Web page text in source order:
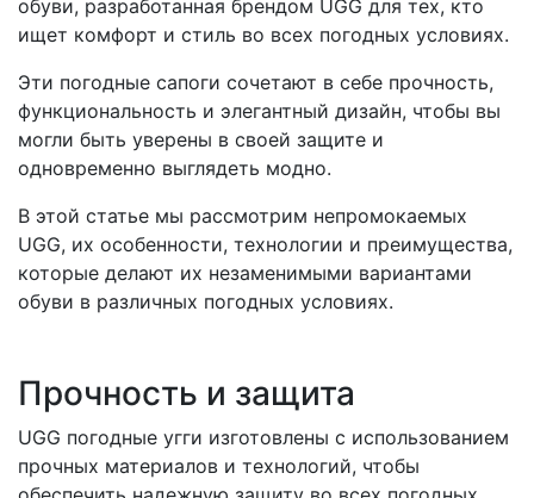
обуви, разработанная брендом UGG для тех, кто
ищет комфорт и стиль во всех погодных условиях.
Эти погодные сапоги сочетают в себе прочность,
функциональность и элегантный дизайн, чтобы вы
могли быть уверены в своей защите и
одновременно выглядеть модно.
В этой статье мы рассмотрим непромокаемых
UGG, их особенности, технологии и преимущества,
которые делают их незаменимыми вариантами
обуви в различных погодных условиях.
Прочность и защита
UGG погодные угги изготовлены с использованием
прочных материалов и технологий, чтобы